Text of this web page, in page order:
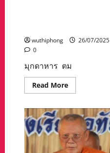
3
ติดตาม
wuthiphong
26/07/2025
0
มุกดาหาร ตม
Read MoreRead
more
สนธิ
กำลัง
ตรวจ
ยึด
บุหรี่
ไฟฟ้า